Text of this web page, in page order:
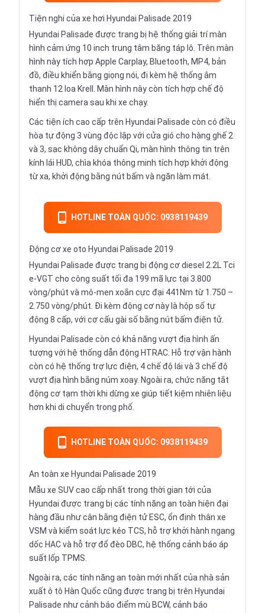
Tiện nghi của xe hơi Hyundai Palisade 2019
Hyundai Palisade được trang bị hệ thống giải trí màn
hình cảm ứng 10 inch trung tâm băng táp lô. Trên màn
hình này tích hợp Apple Carplay, Bluetooth, MP4, bản
đồ, điều khiển bằng giọng nói, đi kèm hệ thống âm
thanh 12 loa Krell. Màn hình này còn tích hợp chế độ
hiển thị camera sau khi xe chạy.
Các tiện ích cao cấp trên Hyundai Palisade còn có điều
hòa tự động 3 vùng độc lập với cửa gió cho hàng ghế 2
và 3, sạc không dây chuẩn Qi, màn hình thông tin trên
kính lái HUD, chìa khóa thông minh tích hợp khởi động
từ xa, khởi động bằng nút bấm và ngăn làm mát.
HOTLINE TOÀN QUỐC: 0938119439
Động cơ xe oto Hyundai Palisade 2019
Hyundai Palisade được trang bị động cơ diesel 2.2L Tci
e-VGT cho công suất tối đa 199 mã lực tại 3.800
vòng/phút và mô-men xoắn cực đại 441Nm từ 1.750 –
2.750 vòng/phút. Đi kèm động cơ này là hộp số tự
động 8 cấp, với cơ cấu gài số bằng nút bấm điện tử.
Hyundai Palisade còn có khả năng vượt địa hình ấn
tượng với hệ thống dẫn động HTRAC. Hỗ trợ vận hành
còn có hệ thống trợ lực điện, 4 chế độ lái và 3 chế độ
vượt địa hình bằng núm xoay. Ngoài ra, chức năng tắt
động cơ tạm thời khi dừng xe giúp tiết kiệm nhiên liệu
hơn khi di chuyển trong phố.
HOTLINE TOÀN QUỐC: 0938119439
An toàn xe Hyundai Palisade 2019
Mẫu xe SUV cao cấp nhất trong thời gian tới của
Hyundai được trang bị các tính năng an toàn hiện đại
hàng đầu như cân bằng điện tử ESC, ổn định thân xe
VSM và kiểm soát lực kéo TCS, hỗ trợ khởi hành ngang
dốc HAC và hỗ trợ đổ đèo DBC, hệ thống cảnh báo áp
suất lốp TPMS.
Ngoài ra, các tính năng an toàn mới nhất của nhà sản
xuất ô tô Hàn Quốc cũng được trang bị trên Hyundai
Palisade như cảnh báo điểm mù BCW, cảnh báo